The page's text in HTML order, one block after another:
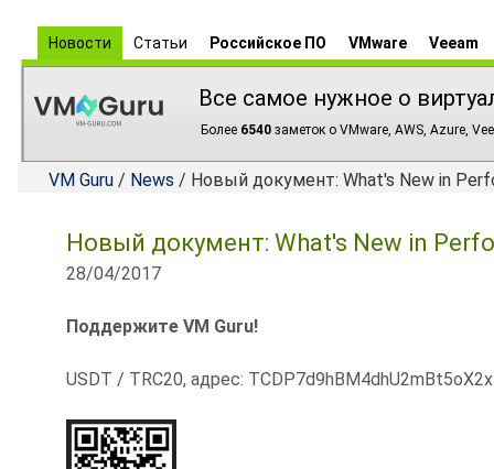
Новости Статьи Российское ПО VMware Veeam
Все самое нужное о
Более 6540 заметок о VMware, AWS, Azure,
VM Guru / News / Новый документ: What's New in
Новый документ: What's New in
28/04/2017
Поддержите VM Guru!
USDT / TRC20, адрес: